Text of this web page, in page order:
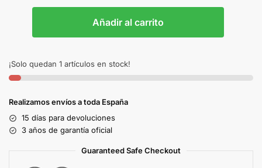
Añadir al carrito
¡Solo quedan 1 artículos en stock!
Realizamos envíos a toda España
15 días para devoluciones
3 años de garantía oficial
Guaranteed Safe Checkout